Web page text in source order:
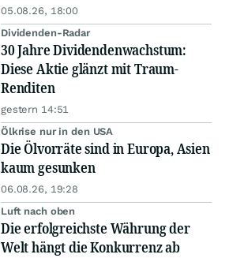
05.08.26, 18:00
Dividenden-Radar
30 Jahre Dividendenwachstum:
Diese Aktie glänzt mit Traum-
Renditen
gestern 14:51
Ölkrise nur in den USA
Die Ölvorräte sind in Europa, Asien
kaum gesunken
06.08.26, 19:28
Luft nach oben
Die erfolgreichste Währung der
Welt hängt die Konkurrenz ab